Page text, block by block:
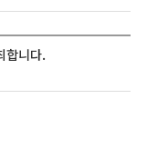
합니다.